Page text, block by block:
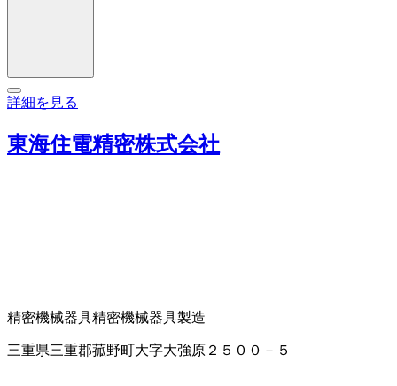
詳細を見る
東海住電精密株式会社
精密機械器具精密機械器具製造
三重県三重郡菰野町大字大強原２５００－５